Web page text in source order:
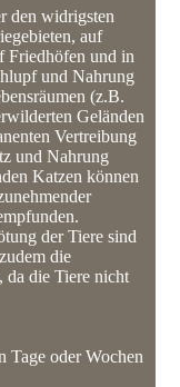
den widrigsten
auf
Friedhöfen und in
und Nahrung
(z.B.
Geländen
Vertreibung
und Nahrung
Katzen können
der Tiere sind
die
da die Tiere nicht
Tage oder Wochen